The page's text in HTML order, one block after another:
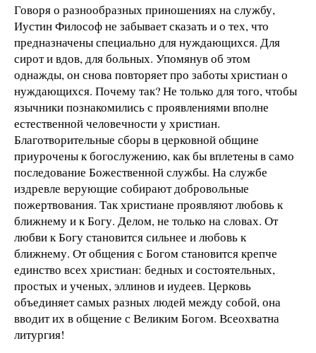
Говоря о разнообразных приношениях на службу,
Иустин Философ не забывает сказать и о тех, что
предназначены специально для нуждающихся. Для
сирот и вдов, для больных. Упомянув об этом
однажды, он снова повторяет про заботы христиан о
нуждающихся. Почему так? Не только для того, чтобы
язычники познакомились с проявлениями вполне
естественной человечности у христиан.
Благотворительные сборы в церковной общине
приурочены к богослужению, как бы вплетены в само
последование Божественной службы. На службе
издревле верующие собирают добровольные
пожертвования. Так христиане проявляют любовь к
ближнему и к Богу. Делом, не только на словах. От
любви к Богу становится сильнее и любовь к
ближнему. От общения с Богом становится крепче
единство всех христиан: бедных и состоятельных,
простых и ученых, эллинов и иудеев. Церковь
объединяет самых разных людей между собой, она
вводит их в общение с Великим Богом. Всеохватна
литургия!